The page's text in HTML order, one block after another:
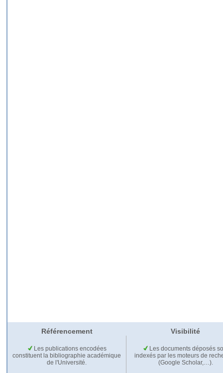
Référencement Visibilité
Les publications encodées
constituent la bibliographie académique
de l'Université.
Les documents déposés
indexés par les moteurs de
(Google Scholar,…).